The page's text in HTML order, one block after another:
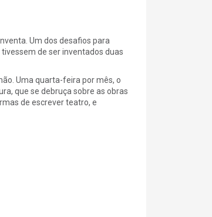
Um dos desafios para
de ser inventados duas
Uma quarta-feira por mês, o
que se debruça sobre as obras
de escrever teatro, e